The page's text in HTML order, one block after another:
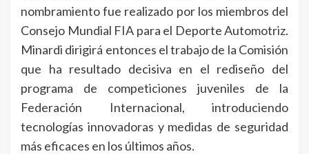
nombramiento fue realizado por los miembros del
Consejo Mundial FIA para el Deporte Automotriz.
Minardi dirigirá entonces el trabajo de la Comisión
que ha resultado decisiva en el rediseño del
programa de competiciones juveniles de la
Federación Internacional, introduciendo
tecnologías innovadoras y medidas de seguridad
más eficaces en los últimos años.